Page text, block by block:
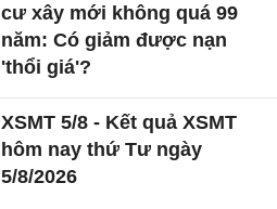
cư xây mới không quá 99
năm: Có giảm được nạn
'thổi giá'?
XSMT 5/8 - Kết quả XSMT
hôm nay thứ Tư ngày
5/8/2026